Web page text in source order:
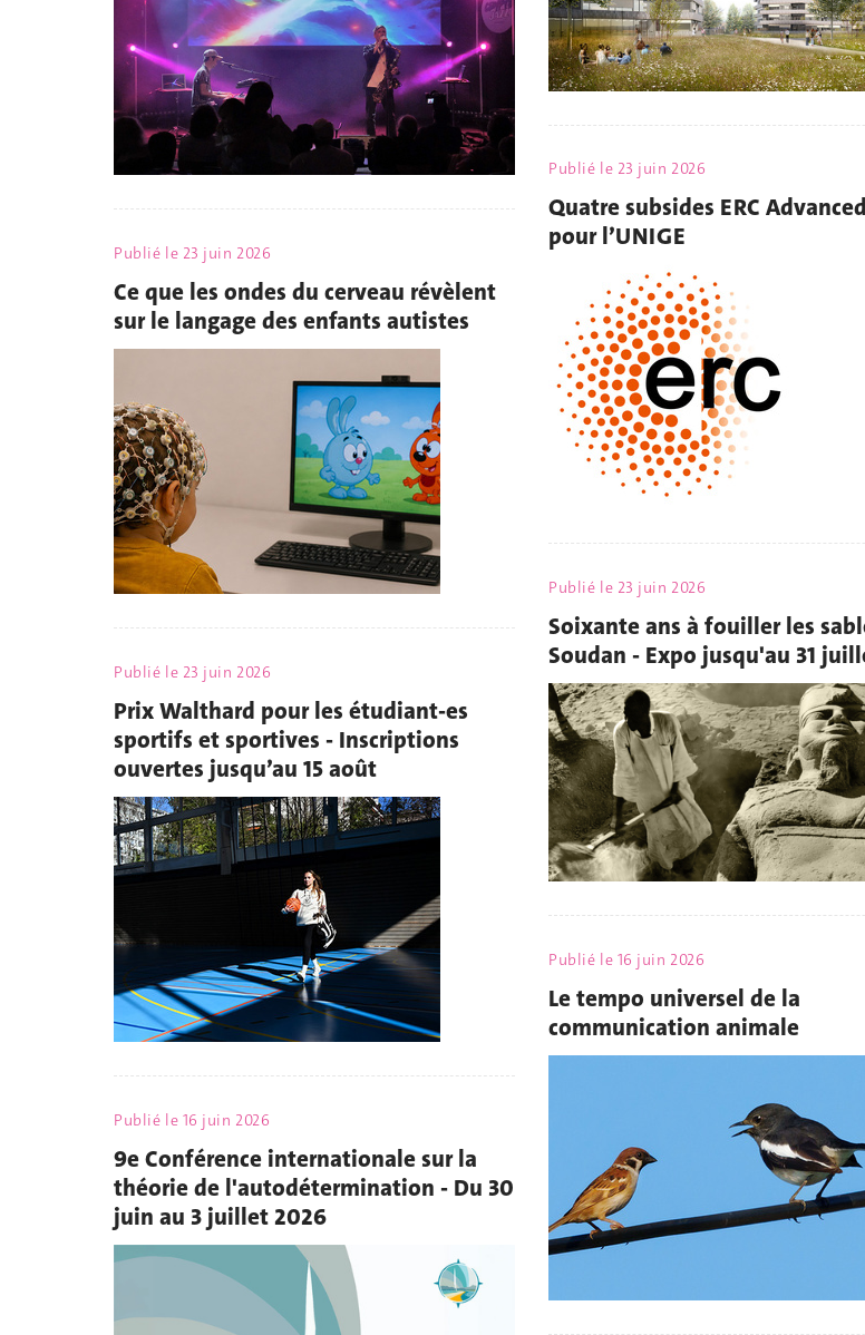
Publié le 23 juin 2026
Quatre subsides ERC
pour l’UNIGE
Publié le 23 juin 2026
Ce que les ondes du cerveau révèlent
sur le langage des enfants autistes
Publié le 23 juin 2026
Soixante ans à fouiller les
Soudan - Expo jusqu'au 31
Publié le 23 juin 2026
Prix Walthard pour les étudiant-es
sportifs et sportives - Inscriptions
ouvertes jusqu’au 15 août
Publié le 16 juin 2026
Le tempo universel de la
communication animale
Publié le 16 juin 2026
9e Conférence internationale sur la
théorie de l'autodétermination - Du 30
juin au 3 juillet 2026